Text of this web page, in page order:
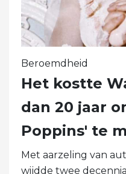
Beroemdheid
Het kostte
dan 20 jaar
Poppins' te
Met aarzeling van
wijdde twee